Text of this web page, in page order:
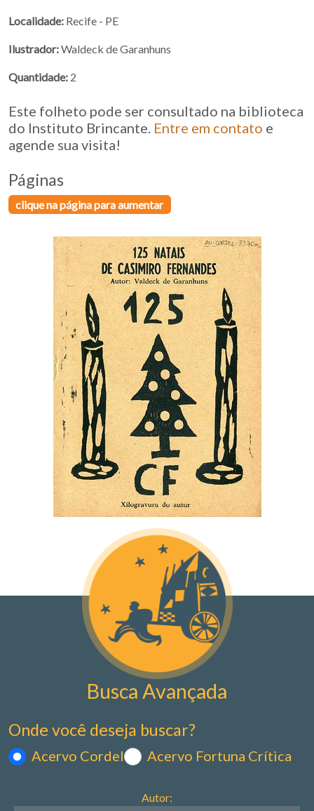
Localidade: Recife - PE
Ilustrador:Waldeck de Garanhuns
Quantidade: 2
Este folheto pode ser consultado na biblioteca
do Instituto Brincante. Entre em contato e
agende sua visita!
Páginas
clique na página para aumentar
Busca Avançada
Onde você deseja buscar?
Acervo Cordel Acervo Fortuna Crítica
Autor: